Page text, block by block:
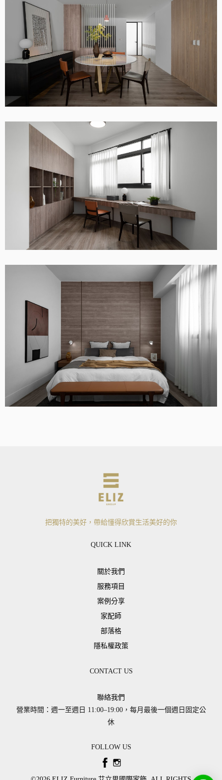
把獨特的美好，帶給懂得欣賞生活美好的你
QUICK LINK
關於我們
服務項目
案例分享
家配師
部落格
隱私權政策
CONTACT US
聯絡我們
營業時間：週一至週日 11:00–19:00，每月最後一個週日固定公
休
FOLLOW US